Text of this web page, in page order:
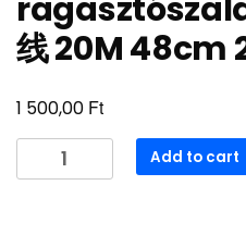
线 20M 48cm
1 500,00 Ft
220845
Montessori
Add to cart